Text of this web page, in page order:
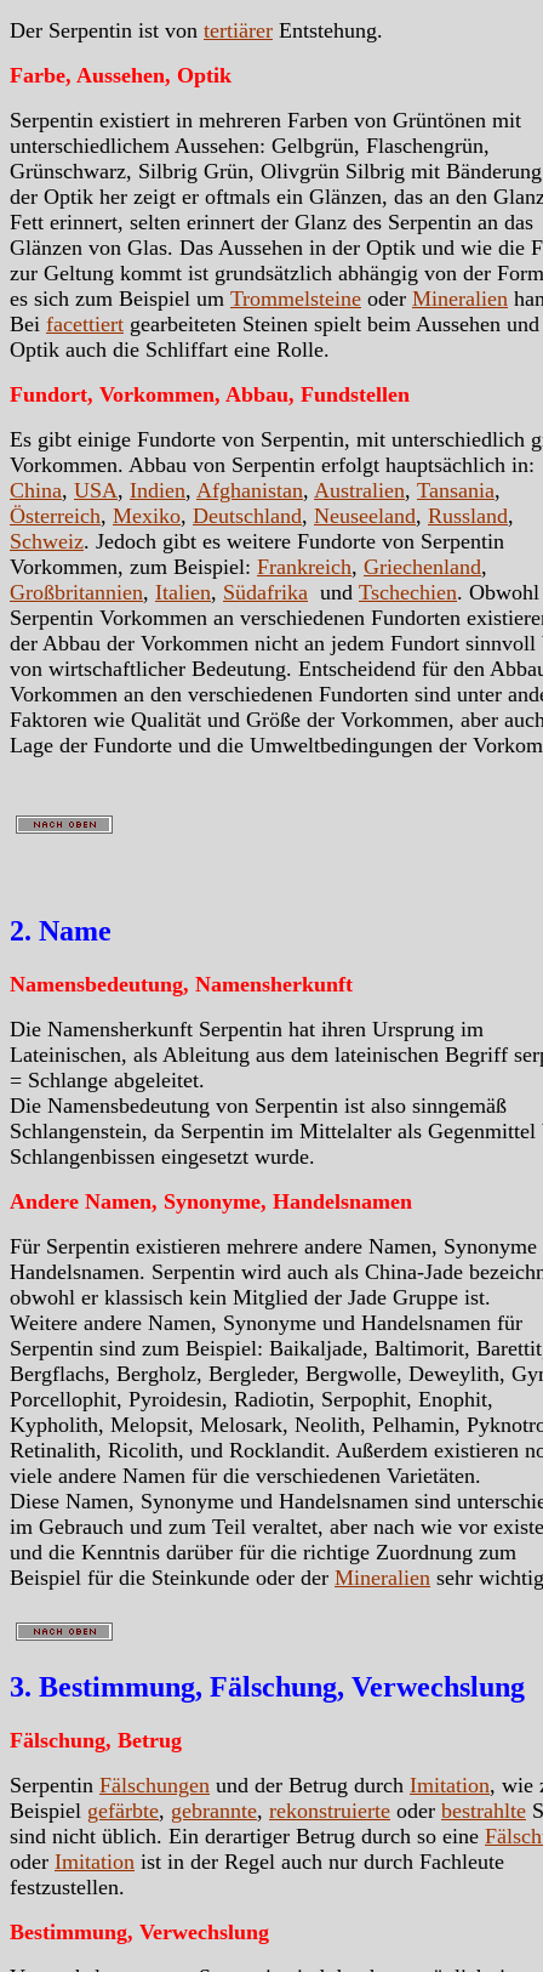
Der Serpentin ist von tertiärer Entstehung.
Farbe, Aussehen, Optik
Serpentin existiert in mehreren Farben von Grüntönen mit
unterschiedlichem Aussehen: Gelbgrün, Flaschengrün,
Grünschwarz, Silbrig Grün, Olivgrün Silbrig mit
der Optik her zeigt er oftmals ein Glänzen, das an den
Fett erinnert, selten erinnert der Glanz des Serpentin an das
Glänzen von Glas. Das Aussehen in der Optik und wie die
zur Geltung kommt ist grundsätzlich abhängig von der
es sich zum Beispiel um Trommelsteine oder Mineralien
Bei facettiert gearbeiteten Steinen spielt beim Aussehen
Optik auch die Schliffart eine Rolle.
Fundort, Vorkommen, Abbau, Fundstellen
Es gibt einige Fundorte von Serpentin, mit unterschiedlich
Vorkommen. Abbau von Serpentin erfolgt hauptsächlich in:
China, USA, Indien, Afghanistan, Australien, Tansania,
Österreich, Mexiko, Deutschland, Neuseeland, Russland,
Schweiz. Jedoch gibt es weitere Fundorte von Serpentin
Vorkommen, zum Beispiel: Frankreich, Griechenland,
Großbritannien, Italien, Südafrika und Tschechien. Obwohl
Serpentin Vorkommen an verschiedenen Fundorten
der Abbau der Vorkommen nicht an jedem Fundort sinnvoll
von wirtschaftlicher Bedeutung. Entscheidend für den
Vorkommen an den verschiedenen Fundorten sind unter
Faktoren wie Qualität und Größe der Vorkommen, aber
Lage der Fundorte und die Umweltbedingungen der
2. Name
Namensbedeutung, Namensherkunft
Die Namensherkunft Serpentin hat ihren Ursprung im
Lateinischen, als Ableitung aus dem lateinischen Begriff
= Schlange abgeleitet.
Die Namensbedeutung von Serpentin ist also sinngemäß
Schlangenstein, da Serpentin im Mittelalter als Gegenmittel
Schlangenbissen eingesetzt wurde.
Andere Namen, Synonyme, Handelsnamen
Für Serpentin existieren mehrere andere Namen, Synonyme
Handelsnamen. Serpentin wird auch als China-Jade
obwohl er klassisch kein Mitglied der Jade Gruppe ist.
Weitere andere Namen, Synonyme und Handelsnamen für
Serpentin sind zum Beispiel: Baikaljade, Baltimorit,
Bergflachs, Bergholz, Bergleder, Bergwolle, Deweylith,
Porcellophit, Pyroidesin, Radiotin, Serpophit, Enophit,
Kypholith, Melopsit, Melosark, Neolith, Pelhamin,
Retinalith, Ricolith, und Rocklandit. Außerdem existieren
viele andere Namen für die verschiedenen Varietäten.
Diese Namen, Synonyme und Handelsnamen sind
im Gebrauch und zum Teil veraltet, aber nach wie vor
und die Kenntnis darüber für die richtige Zuordnung zum
Beispiel für die Steinkunde oder der Mineralien sehr
3. Bestimmung, Fälschung, Verwechslung
Fälschung, Betrug
Serpentin Fälschungen und der Betrug durch Imitation, wie
Beispiel gefärbte, gebrannte, rekonstruierte oder bestrahlte
sind nicht üblich. Ein derartiger Betrug durch so eine
oder Imitation ist in der Regel auch nur durch Fachleute
festzustellen.
Bestimmung, Verwechslung